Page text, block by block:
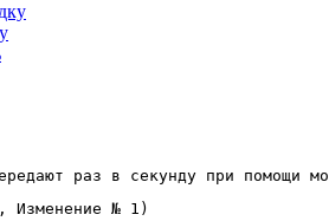
раз в секунду при помощи
Изменение № 1)